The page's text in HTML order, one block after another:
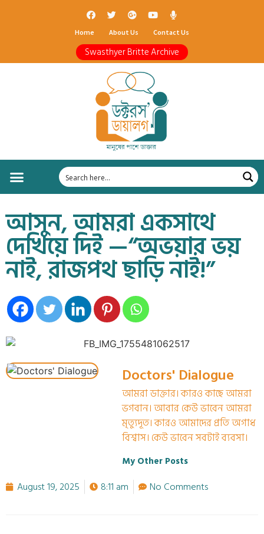
Home About Us Contact Us
Swasthyer Britte Archive
আসুন, আমরা একসাথে
দেখিয়ে দিই —“অভয়ার ভয়
নাই, রাজপথ ছাড়ি নাই!”
Doctors' Dialogue
আমরা ডাক্তার। কারও কাছে আমরা
ভগবান। আবার কেউ ভাবেন আমরা
মৃত্যুদূত। কারও আমাদের প্রতি অগাধ
বিশ্বাস। কেউ ভাবেন সবটাই ব্যবসা।
My Other Posts
August 19, 2025 8:11 am No Comments